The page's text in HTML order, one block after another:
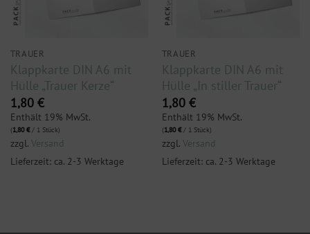
TRAUER
Klappkarte DIN A6 mit
Hülle „Trauer Kerze“
1,80 €
Enthält 19% MwSt.
(1,80€/ 1 Stück)
zzgl. Versand
Lieferzeit: ca. 2-3 Werktage
TRAUER
Klappkarte DIN A6 mit
Hülle „In stiller Trauer“
1,80 €
Enthält 19% MwSt.
(1,80€/ 1 Stück)
zzgl. Versand
Lieferzeit: ca. 2-3 Werktage